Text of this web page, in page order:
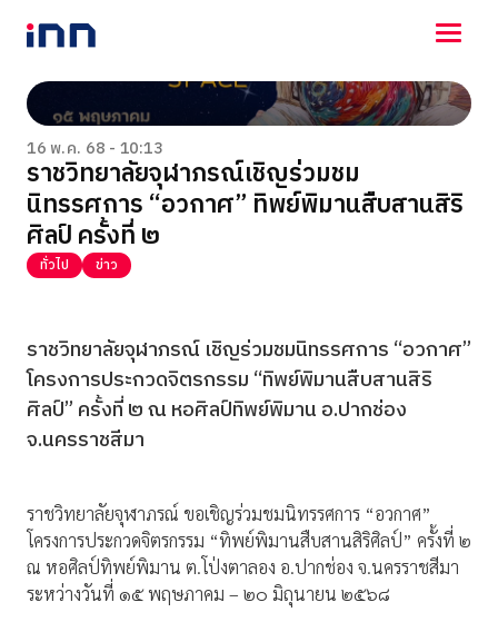
NEWS
ENTERTAINMENT
LIFESTYLE
HOROSCOPE
LOTTERY
VIDEO
ร่วมด้วยช่วยกัน
16 พ.ค. 68 - 10:13
ราชวิทยาลัยจุฬาภรณ์เชิญร่วมชม
นิทรรศการ “อวกาศ” ทิพย์พิมานสืบสานสิริ
ศิลป์ ครั้งที่ ๒
ทั่วไป ข่าว
ราชวิทยาลัยจุฬาภรณ์ เชิญร่วมชมนิทรรศการ “อวกาศ”
โครงการประกวดจิตรกรรม “ทิพย์พิมานสืบสานสิริ
ศิลป์” ครั้งที่ ๒ ณ หอศิลป์ทิพย์พิมาน อ.ปากช่อง
จ.นครราชสีมา
ราชวิทยาลัยจุฬาภรณ์ ขอเชิญร่วมชมนิทรรศการ “อวกาศ”
โครงการประกวดจิตรกรรม “ทิพย์พิมานสืบสานสิริศิลป์” ครั้งที่ ๒
ณ หอศิลป์ทิพย์พิมาน ต.โป่งตาลอง อ.ปากช่อง จ.นครราชสีมา
ระหว่างวันที่ ๑๕ พฤษภาคม – ๒๐ มิถุนายน ๒๕๖๘